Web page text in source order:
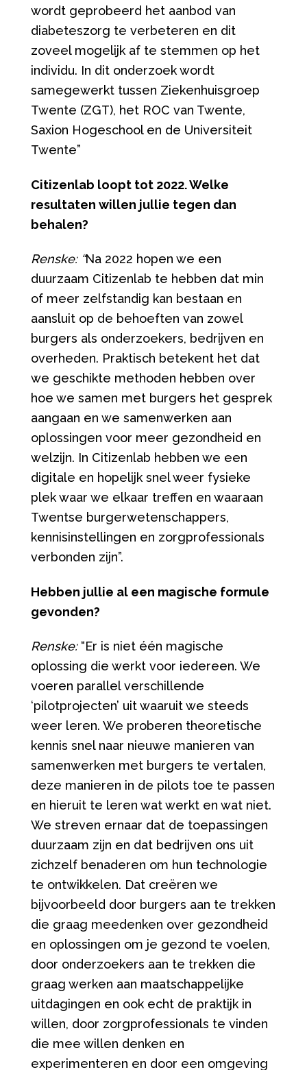
wordt geprobeerd het aanbod van
diabeteszorg te verbeteren en dit
zoveel mogelijk af te stemmen op het
individu. In dit onderzoek wordt
samegewerkt tussen Ziekenhuisgroep
Twente (ZGT), het ROC van Twente,
Saxion Hogeschool en de Universiteit
Twente”
Citizenlab loopt tot 2022. Welke
resultaten willen jullie tegen dan
behalen?
Renske: “Na 2022 hopen we een
duurzaam Citizenlab te hebben dat min
of meer zelfstandig kan bestaan en
aansluit op de behoeften van zowel
burgers als onderzoekers, bedrijven en
overheden. Praktisch betekent het dat
we geschikte methoden hebben over
hoe we samen met burgers het gesprek
aangaan en we samenwerken aan
oplossingen voor meer gezondheid en
welzijn. In Citizenlab hebben we een
digitale en hopelijk snel weer fysieke
plek waar we elkaar treffen en waaraan
Twentse burgerwetenschappers,
kennisinstellingen en zorgprofessionals
verbonden zijn”.
Hebben jullie al een magische formule
gevonden?
Renske: “Er is niet één magische
oplossing die werkt voor iedereen. We
voeren parallel verschillende
‘pilotprojecten’ uit waaruit we steeds
weer leren. We proberen theoretische
kennis snel naar nieuwe manieren van
samenwerken met burgers te vertalen,
deze manieren in de pilots toe te passen
en hieruit te leren wat werkt en wat niet.
We streven ernaar dat de toepassingen
duurzaam zijn en dat bedrijven ons uit
zichzelf benaderen om hun technologie
te ontwikkelen. Dat creëren we
bijvoorbeeld door burgers aan te trekken
die graag meedenken over gezondheid
en oplossingen om je gezond te voelen,
door onderzoekers aan te trekken die
graag werken aan maatschappelijke
uitdagingen en ook echt de praktijk in
willen, door zorgprofessionals te vinden
die mee willen denken en
experimenteren en door een omgeving